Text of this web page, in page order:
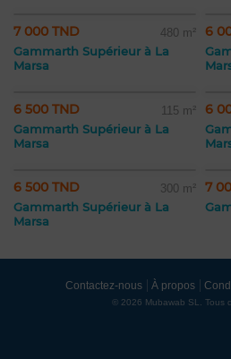
7 000 TND 480 m²
Gammarth Supérieur à La
Marsa
6
6 500 TND 115 m²
Gammarth Supérieur à La
Marsa
6
6 500 TND 300 m²
Gammarth Supérieur à La
Marsa
7
Contactez-nous À propos
© 2026 Mubawab SL. Tous